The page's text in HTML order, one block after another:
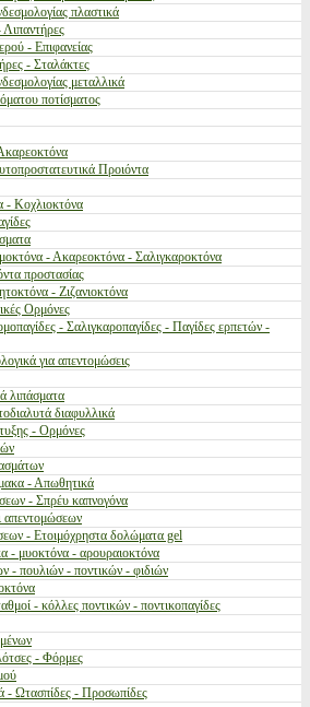
πλαστικά
- Επιφανείας
- Σταλάκτες
μεταλλικά
ποτίσματος
Προιόντα
- Κοχλιοκτόνα
- Ακαρεοκτόνα - Σαλιγκαροκτόνα
προστασίας
- Ζιζανιοκτόνα
Ορμόνες
- Σαλιγκαροπαγίδες - Παγίδες ερπετών -
για απεντομώσεις
λιπάσματα
διαφυλλικά
- Ορμόνες
- Απωθητικά
- Σπρέυ καπνογόνα
απεντομώσεων
- Ετοιμόχρηστα δολώματα gel
- μυοκτόνα - αρουραιοκτόνα
- πουλιών - ποντικών - φιδιών
- κόλλες ποντικών - ποντικοπαγίδες
- Φόρμες
- Ωτασπίδες - Προσωπίδες